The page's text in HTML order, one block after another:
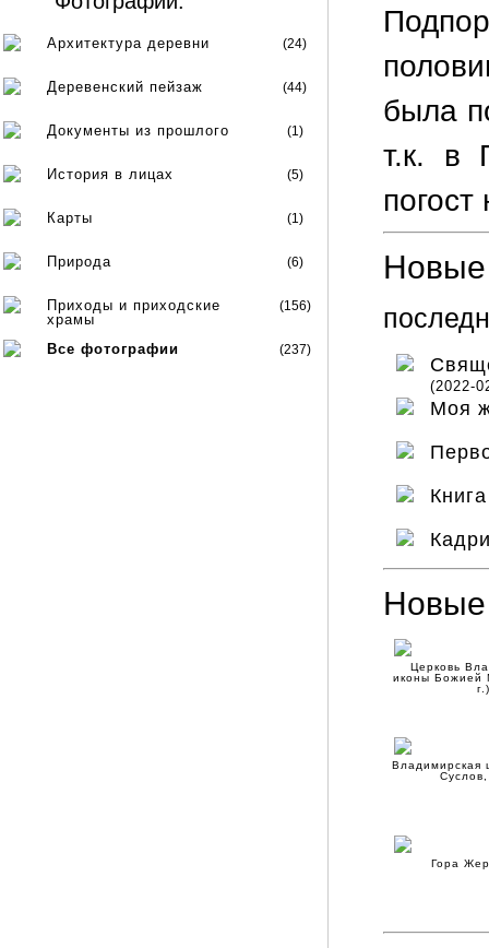
Архитектура деревни (24)
Деревенский пейзаж (44)
Документы из прошлого (1)
История в лицах (5)
Карты (1)
Природа (6)
Приходы и приходские
храмы
(156)
Все фотографии (237)
была
т.к. в
Новые
(2022-
Моя
Церковь
иконы Божией
г.)
Владимирская
Гора